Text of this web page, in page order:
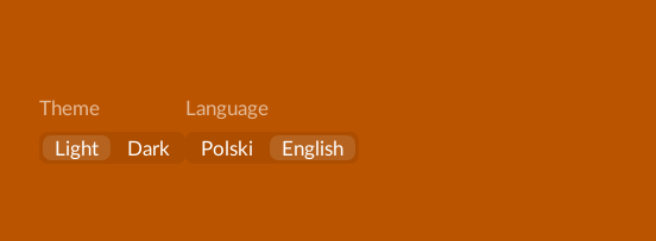
Theme
Light
Dark
Language
Polski
English